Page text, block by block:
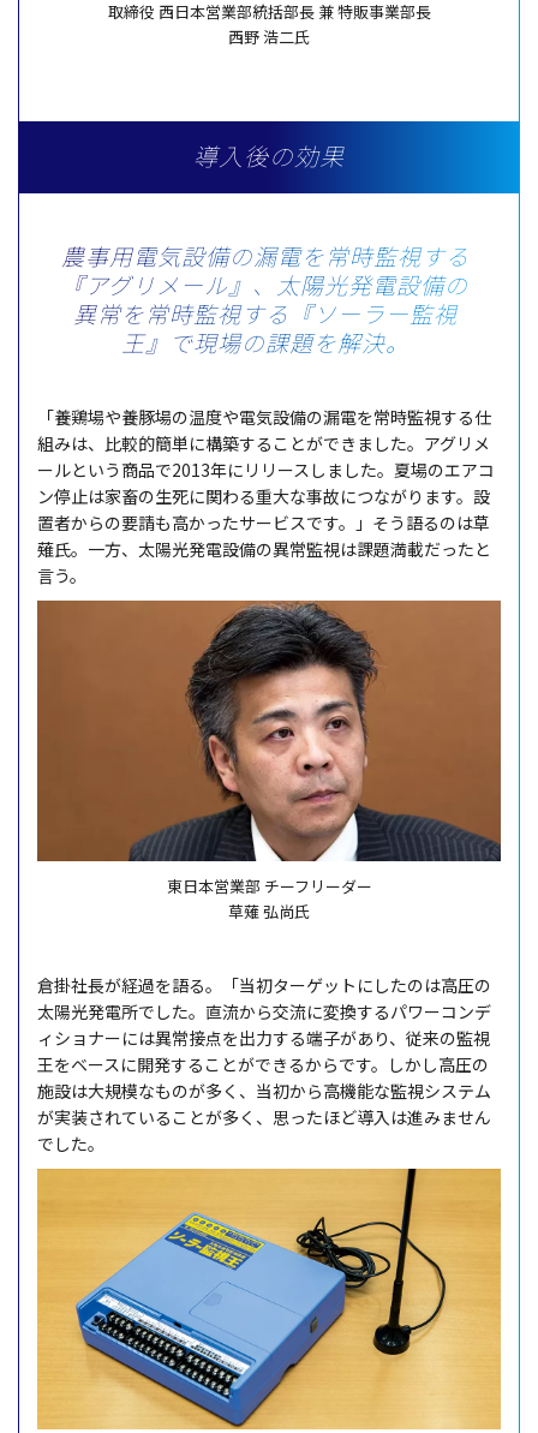
取締役 西日本営業部統括部長 兼 特販事業部長
西野 浩二氏
導入後の効果
農事用電気設備の漏電を常時監視する
『アグリメール』、
太陽光発電設備の
異常を常時監視する
『ソーラー監視
王』で現場の課題を解決。
東日本営業部 チーフリーダー
草薙 弘尚氏
「養鶏場や養豚場の温度や電気設備の漏電を常時監視する仕
組みは、比較的簡単に構築することができました。アグリメ
ールという商品で2013年にリリースしました。夏場のエアコ
ン停止は家畜の生死に関わる重大な事故につながります。設
置者からの要請も高かったサービスです。」そう語るのは草
薙氏。一方、太陽光発電設備の異常監視は課題満載だったと
言う。
倉掛社長が経過を語る。「当初ターゲットにしたのは高圧の
太陽光発電所でした。直流から交流に変換するパワーコンデ
ィショナーには異常接点を出力する端子があり、従来の監視
王をベースに開発することができるからです。しかし高圧の
施設は大規模なものが多く、当初から高機能な監視システム
が実装されていることが多く、思ったほど導入は進みません
でした。